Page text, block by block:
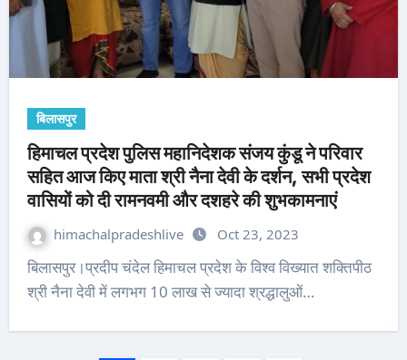
बिलासपुर
हिमाचल प्रदेश पुलिस महानिदेशक संजय कुंडू ने परिवार
सहित आज किए माता श्री नैना देवी के दर्शन, सभी प्रदेश
वासियों को दी रामनवमी और दशहरे की शुभकामनाएं
himachalpradeshlive Oct 23, 2023
बिलासपुर।प्रदीप चंदेल हिमाचल प्रदेश के विश्व विख्यात शक्तिपीठ
श्री नैना देवी में लगभग 10 लाख से ज्यादा श्रद्धालुओं…